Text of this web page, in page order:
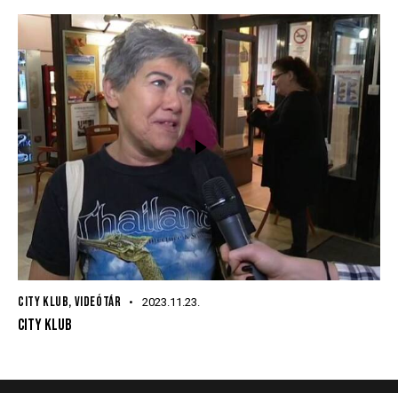
CITY KLUB, VIDEÓTÁR 2023.11.23.
CITY KLUB